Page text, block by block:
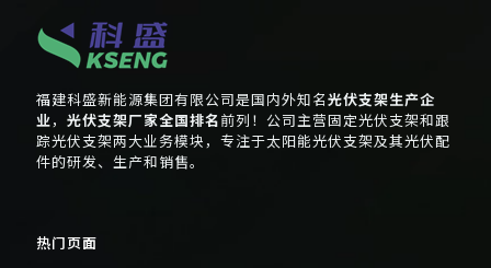
福建科盛新能源集团有限公司是国内外知名光伏支架生产企
业， 光伏支架厂家全国排名前列！公司主营固定光伏支架和跟
踪光伏支架两大业务模块，专注于太阳能光伏支架及其光伏配
件的研发、生产和销售。
热门页面